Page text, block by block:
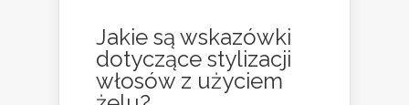
Jakie są wskazówki
dotyczące stylizacji
włosów z użyciem